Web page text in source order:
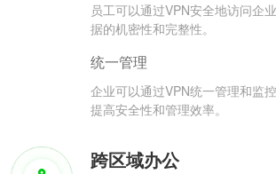
员工可以通过VPN安全地访问企
据的机密性和完整性。
统一管理
企业可以通过VPN统一管理和监
提高安全性和管理效率。
跨区域办公